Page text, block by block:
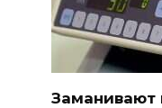
Заманивают